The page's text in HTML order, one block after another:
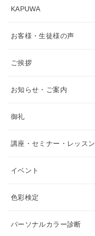
KAPUWA
お客様・生徒様の声
ご挨拶
お知らせ・ご案内
御礼
講座・セミナー・レッスン
イベント
色彩検定
パーソナルカラー診断